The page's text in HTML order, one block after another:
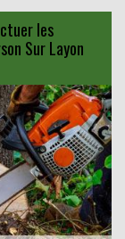
les
Sur Layon